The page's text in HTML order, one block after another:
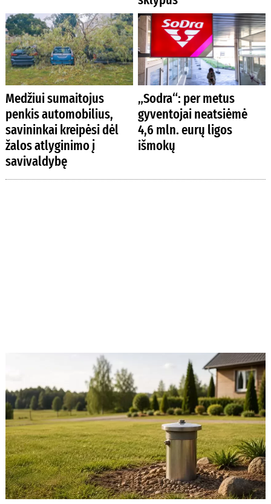
Medžiui sumaitojus
penkis automobilius,
savininkai kreipėsi dėl
žalos atlyginimo į
savivaldybę
„Sodra“: per metus
gyventojai neatsiėmė
4,6 mln. eurų ligos
išmokų